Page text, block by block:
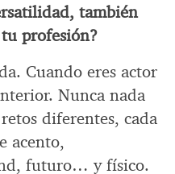
también
profesión?
Cuando eres actor
Nunca nada
diferentes, cada
acento,
futuro… y físico.